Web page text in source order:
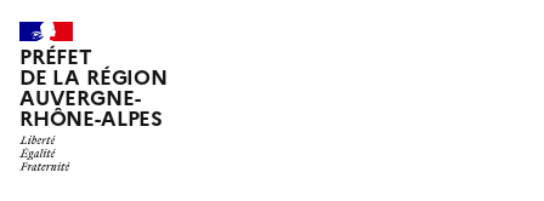
PRÉFET
DE LA RÉGION
AUVERGNE-
RHÔNE-ALPES